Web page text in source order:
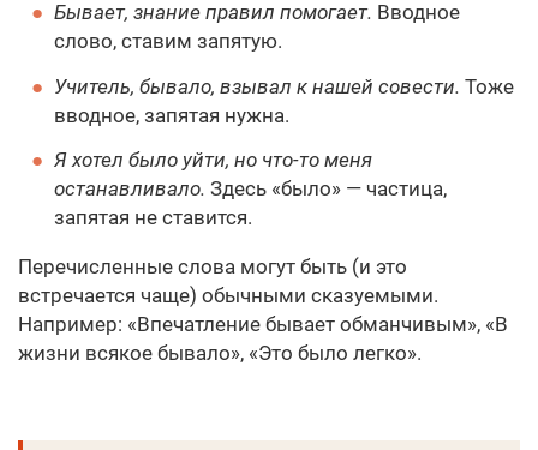
Бывает, знание правил помогает. Вводное
слово, ставим запятую.
Учитель, бывало, взывал к нашей совести. Тоже
вводное, запятая нужна.
Я хотел было уйти, но что-то меня
останавливало. Здесь «было» — частица,
запятая не ставится.
Перечисленные слова могут быть (и это
встречается чаще) обычными сказуемыми.
Например: «Впечатление бывает обманчивым», «В
жизни всякое бывало», «Это было легко».